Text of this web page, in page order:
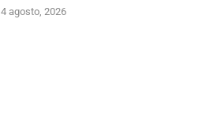
4 agosto, 2026